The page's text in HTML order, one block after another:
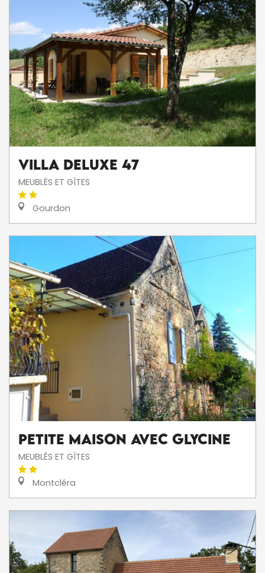
Villa DELUXE 47
MEUBLÉS ET GÎTES
Gourdon
Petite Maison avec glycine
MEUBLÉS ET GÎTES
Montcléra